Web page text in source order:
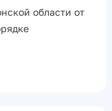
области от